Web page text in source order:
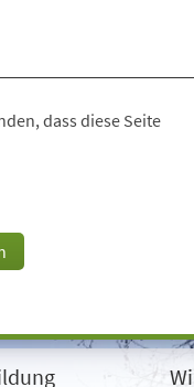
dass diese Seite